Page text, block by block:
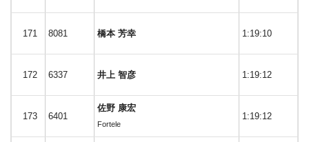
171 8081 橋本 芳幸 1:19:10
172 6337 井上 智彦 1:19:12
173 6401
佐野 康宏
Fortele
1:19:12